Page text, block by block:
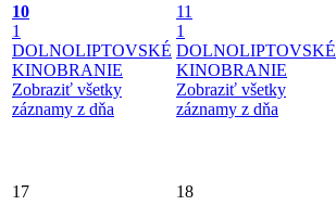
10
1
DOLNOLIPTOVSKÉ
KINOBRANIE
Zobraziť všetky
záznamy z dňa
11
1
DOLNOLIPTOVSKÉ
KINOBRANIE
Zobraziť všetky
záznamy z dňa
17 18